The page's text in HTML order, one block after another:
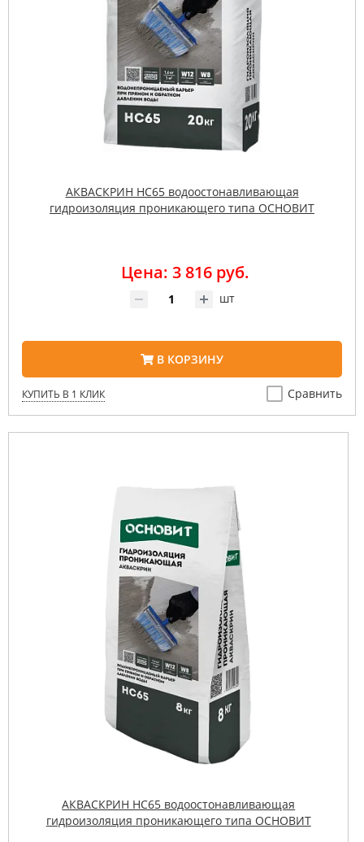
АКВАСКРИН НС65 водоостонавливающая
гидроизоляция проникающего типа ОСНОВИТ
Цена: 3 816 руб.
шт
В КОРЗИНУ
КУПИТЬ В 1 КЛИК Сравнить
АКВАСКРИН НС65 водоостонавливающая
гидроизоляция проникающего типа ОСНОВИТ